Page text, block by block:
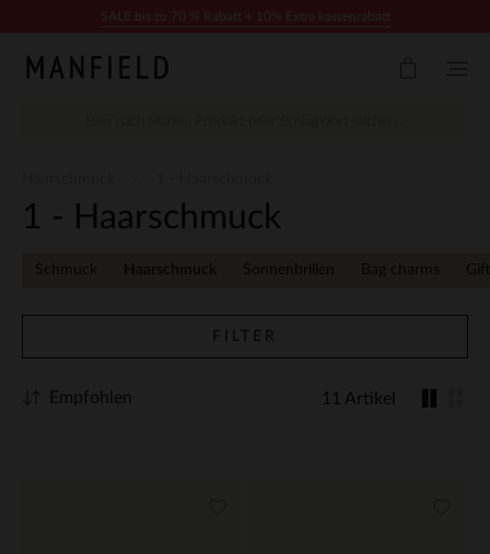
1 - Haarschmuck
Schmuck Haarschmuck Sonnenbrillen Bag charms
FILTER
11 Artikel
Empfohlen